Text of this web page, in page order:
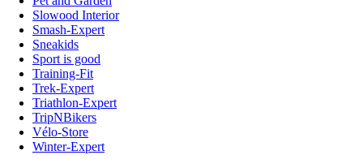
Slowood Interior
Smash-Expert
Sneakids
Sport is good
Training-Fit
Trek-Expert
Triathlon-Expert
TripNBikers
Vélo-Store
Winter-Expert